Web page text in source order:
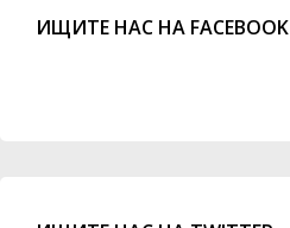
ИЩИТЕ НАС НА FACEBOOK